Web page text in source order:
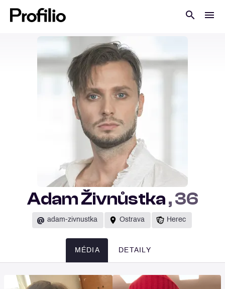
Adam Živnůstka, 36
@ adam-zivnustka Ostrava Herec
MÉDIA DETAILY
Média